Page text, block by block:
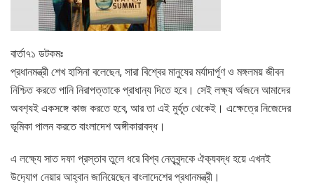
বার্তা৭১ ডটকমঃ
প্রধানমন্ত্রী শেখ হাসিনা বলেছেন, সারা বিশ্বের মানুষের মর্যাদার্পূণ ও মঙ্গলময় জীবন
নিশ্চিত করতে পানি নিরাপত্তাকে প্রাধান্য দিতে হবে। সেই লক্ষ‌্য র্অজনে আমাদের
অবশ‌্যই একসঙ্গে কাজ করতে হবে, আর তা এই মুর্হূত থেকেই। এক্ষেত্রে নিজেদের
ভূমিকা পালন করতে বাংলাদেশ অঙ্গীকারাবদ্ধ।
এ লক্ষ্যে সাত দফা প্রস্তাব তুলে ধরে বিশ্ব নেতৃবৃন্দকে ঐক‌্যবদ্ধ হয়ে এখনই
উদ‌্যোগ নেয়ার আহ্বান জানিয়েছেন বাংলাদেশের প্রধানমন্ত্রী।